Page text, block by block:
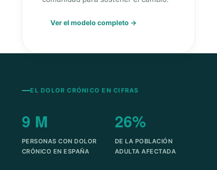
Ver el modelo completo →
EL DOLOR CRÓNICO EN CIFRAS
9 M
PERSONAS CON DOLOR
CRÓNICO EN ESPAÑA
26%
DE LA POBLACIÓN
ADULTA AFECTADA